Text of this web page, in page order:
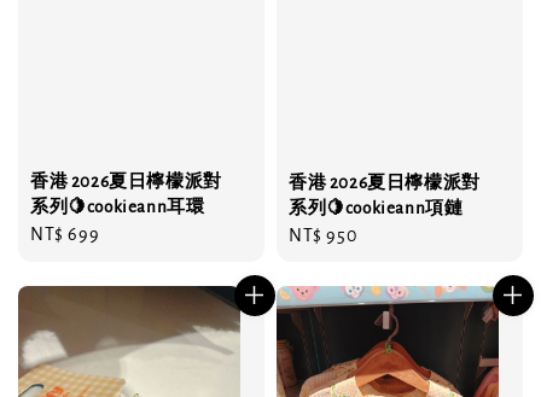
香港 2026夏日檸檬派對
系列🍋cookieann耳環
Regular
NT$ 699
香港 2026夏日檸檬派對
系列🍋cookieann項鏈
Regular
NT$ 950